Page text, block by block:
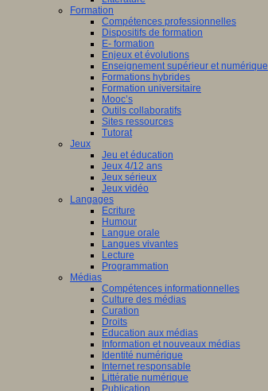
Formation
Compétences professionnelles
Dispositifs de formation
E- formation
Enjeux et évolutions
Enseignement supérieur et numérique
Formations hybrides
Formation universitaire
Mooc’s
Outils collaboratifs
Sites ressources
Tutorat
Jeux
Jeu et éducation
Jeux 4/12 ans
Jeux sérieux
Jeux vidéo
Langages
Ecriture
Humour
Langue orale
Langues vivantes
Lecture
Programmation
Médias
Compétences informationnelles
Culture des médias
Curation
Droits
Education aux médias
Information et nouveaux médias
Identité numérique
Internet responsable
Littératie numérique
Publication